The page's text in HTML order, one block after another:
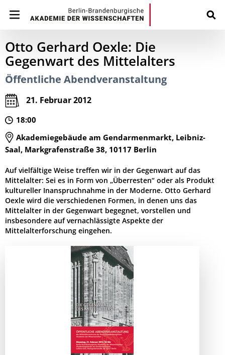
Otto Gerhard Oexle: Die
Gegenwart des Mittelalters
Öffentliche Abendveranstaltung
21. Februar 2012
18:00
Akademiegebäude am Gendarmenmarkt, Leibniz-
Saal, Markgrafenstraße 38, 10117 Berlin
Auf vielfältige Weise treffen wir in der Gegenwart auf das
Mittelalter: Sei es in Form von „Überresten“ oder als Produkt
kultureller Inanspruchnahme in der Moderne. Otto Gerhard
Oexle wird die verschiedenen Formen, in denen uns das
Mittelalter in der Gegenwart begegnet, vorstellen und
insbesondere auf vernachlässigte Aspekte der
Mittelalterforschung eingehen.